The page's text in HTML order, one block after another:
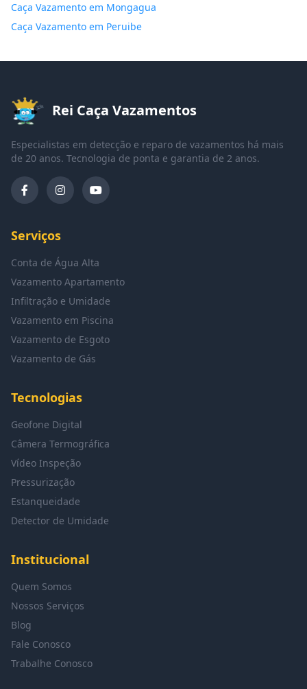
Caça Vazamento em Mongagua
Caça Vazamento em Peruibe
Rei Caça Vazamentos
Especialistas em detecção e reparo de vazamentos há mais
de 20 anos. Tecnologia de ponta e garantia de 2 anos.
Serviços
Conta de Água Alta
Vazamento Apartamento
Infiltração e Umidade
Vazamento em Piscina
Vazamento de Esgoto
Vazamento de Gás
Tecnologias
Geofone Digital
Câmera Termográfica
Vídeo Inspeção
Pressurização
Estanqueidade
Detector de Umidade
Institucional
Quem Somos
Nossos Serviços
Blog
Fale Conosco
Trabalhe Conosco